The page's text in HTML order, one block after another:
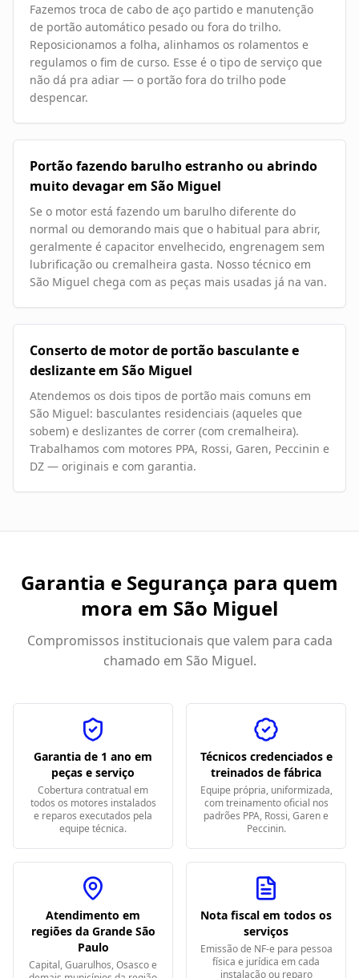
Fazemos troca de cabo de aço partido e manutenção
de portão automático pesado ou fora do trilho.
Reposicionamos a folha, alinhamos os rolamentos e
regulamos o fim de curso. Esse é o tipo de serviço que
não dá pra adiar — o portão fora do trilho pode
despencar.
Portão fazendo barulho estranho ou abrindo
muito devagar em São Miguel
Se o motor está fazendo um barulho diferente do
normal ou demorando mais que o habitual para abrir,
geralmente é capacitor envelhecido, engrenagem sem
lubrificação ou cremalheira gasta. Nosso técnico em
São Miguel chega com as peças mais usadas já na van.
Conserto de motor de portão basculante e
deslizante em São Miguel
Atendemos os dois tipos de portão mais comuns em
São Miguel: basculantes residenciais (aqueles que
sobem) e deslizantes de correr (com cremalheira).
Trabalhamos com motores PPA, Rossi, Garen, Peccinin e
DZ — originais e com garantia.
Garantia e Segurança para quem
mora em São Miguel
Compromissos institucionais que valem para cada
chamado em São Miguel.
Garantia de 1 ano em
peças e serviço
Cobertura contratual em
todos os motores instalados
e reparos executados pela
equipe técnica.
Técnicos credenciados e
treinados de fábrica
Equipe própria, uniformizada,
com treinamento oficial nos
padrões PPA, Rossi, Garen e
Peccinin.
Atendimento em
regiões da Grande São
Paulo
Capital, Guarulhos, Osasco e
Nota fiscal em todos os
serviços
Emissão de NF-e para pessoa
física e jurídica em cada
instalação ou reparo